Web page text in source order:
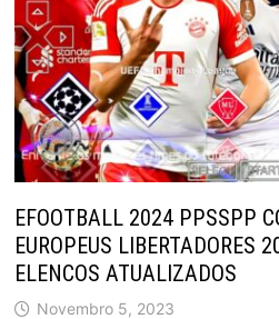
EFOOTBALL 2024 PPSSPP
EUROPEUS LIBERTADORES
ELENCOS ATUALIZADOS
Novembro 5, 2023